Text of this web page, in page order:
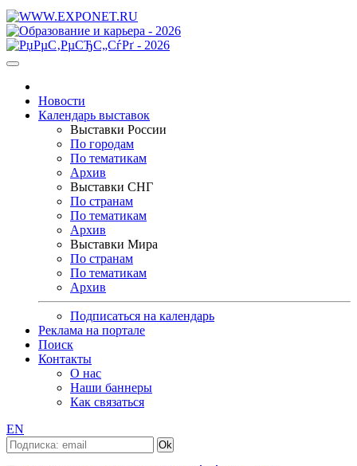
Новости
Календарь выставок
Выставки России
По городам
По тематикам
Архив
Выставки СНГ
По странам
По тематикам
Архив
Выставки Мира
По странам
По тематикам
Архив
Подписаться на календарь
Реклама на портале
Поиск
Контакты
О нас
Наши баннеры
Как связаться
EN